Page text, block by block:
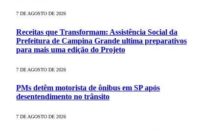
7 DE AGOSTO DE 2026
Receitas que Transformam: Assistência Social da
Prefeitura de Campina Grande ultima preparativos
para mais uma edição do Projeto
7 DE AGOSTO DE 2026
PMs detêm motorista de ônibus em SP após
desentendimento no trânsito
7 DE AGOSTO DE 2026